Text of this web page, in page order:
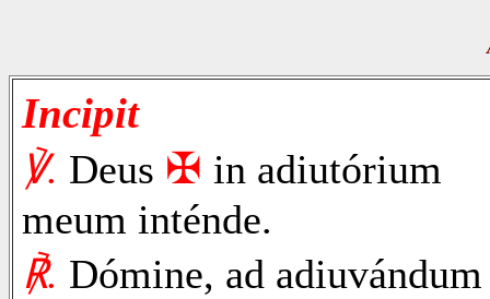
Incipit
℣. Deus ✠ in adiutórium
meum inténde.
℟. Dómine, ad adiuvándum